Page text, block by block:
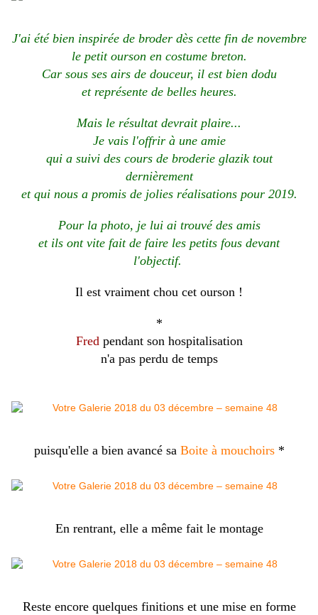
J'ai été bien inspirée de broder dès cette fin de novembre
le petit ourson en costume breton.
Car sous ses airs de douceur, il est bien dodu
et représente de belles heures.
Mais le résultat devrait plaire...
Je vais l'offrir à une amie
qui a suivi des cours de broderie glazik tout
dernièrement
et qui nous a promis de jolies réalisations pour 2019.
Pour la photo, je lui ai trouvé des amis
et ils ont vite fait de faire les petits fous devant
l'objectif.
Il est vraiment chou cet ourson !
*
Fred pendant son hospitalisation
n'a pas perdu de temps
puisqu'elle a bien avancé sa Boite à mouchoirs *
En rentrant, elle a même fait le montage
Reste encore quelques finitions et une mise en forme